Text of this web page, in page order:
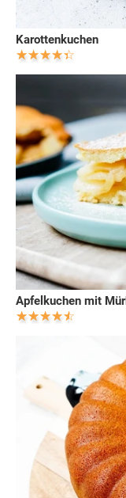
Karottenkuchen
Apfelkuchen mit